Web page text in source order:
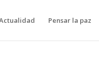
Pensar la paz